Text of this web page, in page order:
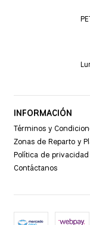
INFORMACIÓN
Términos y
Zonas de Reparto y
Política de privacidad
Contáctanos